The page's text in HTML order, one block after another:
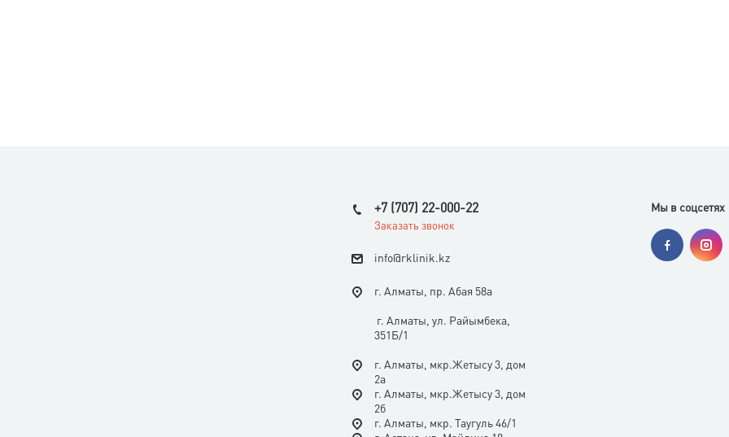
+7 (707) 22-000-22
Заказать звонок
info@rklinik.kz
г. Алматы, пр. Абая 58а
г. Алматы, ул. Райымбека,
351Б/1
г. Алматы, мкр.Жетысу 3, дом
2а
г. Алматы, мкр.Жетысу 3, дом
2б
г. Алматы, мкр. Таугуль 46/1
Мы в соцсетях